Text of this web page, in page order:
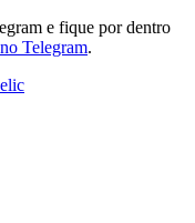
e fique por dentro
Telegram.